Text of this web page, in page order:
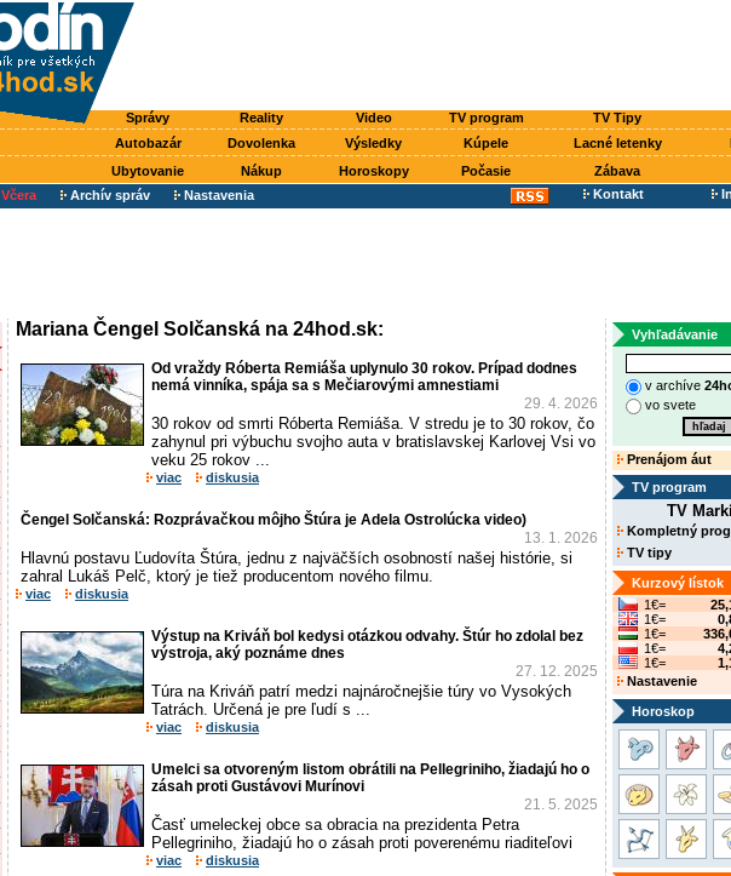
Správy Reality Video TV program TV Tipy
Autobazár Dovolenka Výsledky Kúpele Lacné letenky
Ubytovanie Nákup Horoskopy Počasie Zábava
Včera Archív správ Nastavenia Kontakt
Mariana Čengel Solčanská na 24hod.sk:
Od vraždy Róberta Remiáša uplynulo 30 rokov. Prípad dodnes
nemá vinníka, spája sa s Mečiarovými amnestiami
29. 4. 2026
30 rokov od smrti Róberta Remiáša. V stredu je to 30 rokov, čo
zahynul pri výbuchu svojho auta v bratislavskej Karlovej Vsi vo
veku 25 rokov ...
viac diskusia
Čengel Solčanská: Rozprávačkou môjho Štúra je Adela Ostrolúcka video)
13. 1. 2026
Hlavnú postavu Ľudovíta Štúra, jednu z najväčších osobností našej histórie, si
zahral Lukáš Pelč, ktorý je tiež producentom nového filmu.
viac diskusia
Výstup na Kriváň bol kedysi otázkou odvahy. Štúr ho zdolal bez
výstroja, aký poznáme dnes
27. 12. 2025
Túra na Kriváň patrí medzi najnáročnejšie túry vo Vysokých
Tatrách. Určená je pre ľudí s ...
viac diskusia
Umelci sa otvoreným listom obrátili na Pellegriniho, žiadajú ho o
zásah proti Gustávovi Murínovi
21. 5. 2025
Časť umeleckej obce sa obracia na prezidenta Petra
Pellegriniho, žiadajú ho o zásah proti poverenému riaditeľovi
viac diskusia
Vyhľadávanie
v archíve
vo svete
Prenájom áut
TV program
TV
Kompletný
TV tipy
Kurzový lístok
1€=
1€=
1€=
1€=
1€=
Nastavenie
Horoskop